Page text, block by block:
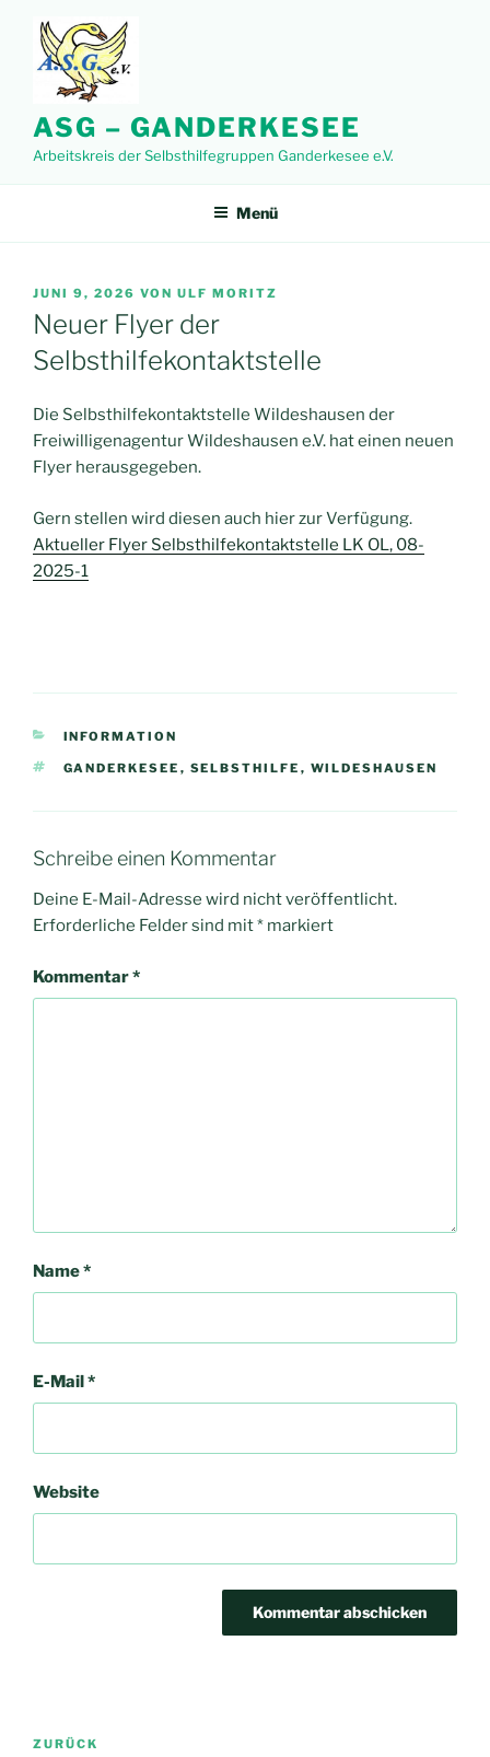
Inhalt
springen
ASG – GANDERKESEE
Arbeitskreis der Selbsthilfegruppen Ganderkesee e.V.
Menü
VERÖFFENTLICHT
AM
JUNI 9, 2026 VON ULF MORITZ
Neuer Flyer der
Selbsthilfekontaktstelle
Die Selbsthilfekontaktstelle Wildeshausen der
Freiwilligenagentur Wildeshausen e.V. hat einen neuen
Flyer herausgegeben.
Gern stellen wird diesen auch hier zur Verfügung.
Aktueller Flyer Selbsthilfekontaktstelle LK OL, 08-
2025-1
KATEGORIEN
INFORMATION
SCHLAGWÖRTER
GANDERKESEE , SELBSTHILFE , WILDESHAUSEN
Schreibe einen Kommentar
Deine E-Mail-Adresse wird nicht veröffentlicht.
Erforderliche Felder sind mit* markiert
Kommentar*
Name*
E-Mail*
Website
Beitrags-
Vorheriger
ZURÜCK